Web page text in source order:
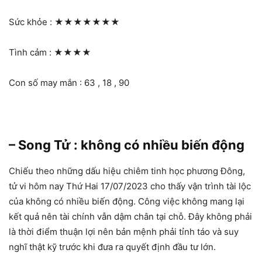
Sức khỏe : ★★★★★★★
Tình cảm : ★★★★
Con số may mắn : 63 , 18 , 90
– Song Tử : không có nhiều biến động
Chiếu theo những dấu hiệu chiêm tinh học phương Đông,
tử vi hôm nay Thứ Hai 17/07/2023 cho thấy vận trình tài lộc
của không có nhiều biến động. Công việc không mang lại
kết quả nên tài chính vẫn dậm chân tại chỗ. Đây không phải
là thời điểm thuận lợi nên bản mệnh phải tỉnh táo và suy
nghĩ thật kỹ trước khi đưa ra quyết định đầu tư lớn.